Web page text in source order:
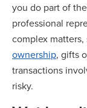
you do part of
professional
complex matters,
ownership, gifts
transactions
risky.